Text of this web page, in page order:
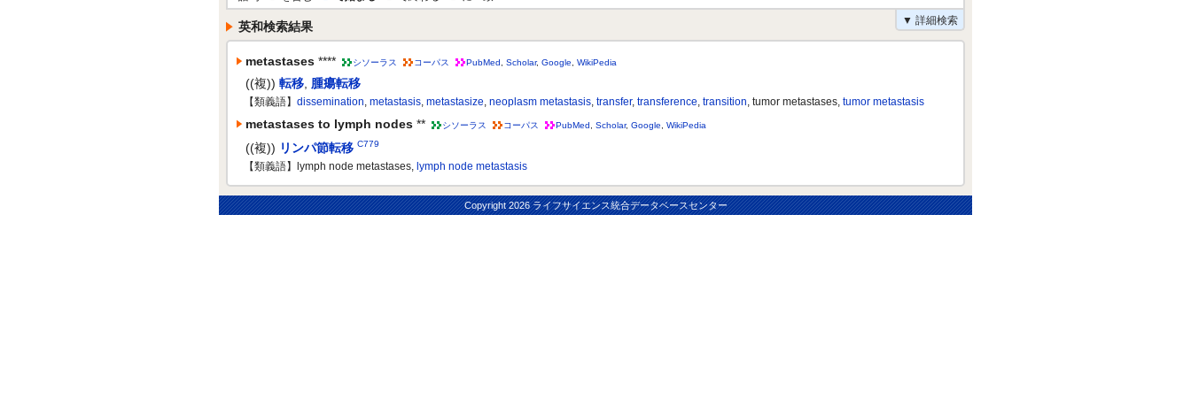
▼ 詳細検索
英和検索結果
metastases **** シソーラス コーパス PubMed Scholar, Google WikiPedia
((複)) 転移 腫瘍転移
【類義語】 dissemination, metastasis, metastasize, neoplasm metastasis, transfer, transference, transition, tumor metastases, tumor metastasis
metastases to lymph nodes ** シソーラス コーパス PubMed Scholar, Google WikiPedia
((複)) リンパ節転移 C779
【類義語】lymph node metastases, lymph node metastasis
Copyright2026 ライフサイエンス統合データベースセンター